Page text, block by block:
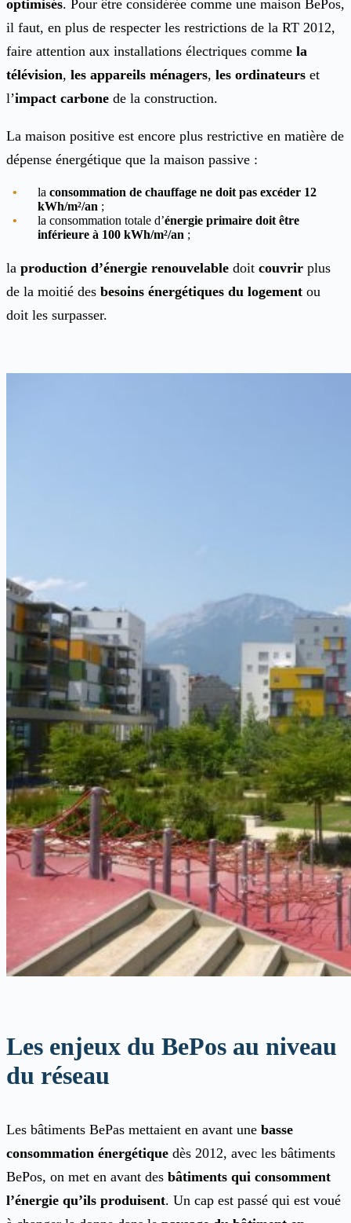
optimisés. Pour être considérée comme une maison BePos,
il faut, en plus de respecter les restrictions de la RT 2012,
faire attention aux installations électriques comme la
télévision, les appareils ménagers, les ordinateurs et
l’impact carbone de la construction.
La maison positive est encore plus restrictive en matière de
dépense énergétique que la maison passive :
la consommation de chauffage ne doit pas excéder 12
kWh/m²/an ;
la consommation totale d’énergie primaire doit être
inférieure à 100 kWh/m²/an ;
la production d’énergie renouvelable doit couvrir plus
de la moitié des besoins énergétiques du logement ou
doit les surpasser.
Les enjeux du BePos au niveau
du réseau
Les bâtiments BePas mettaient en avant une basse
consommation énergétique dès 2012, avec les bâtiments
BePos, on met en avant des bâtiments qui consomment
l’énergie qu’ils produisent. Un cap est passé qui est voué